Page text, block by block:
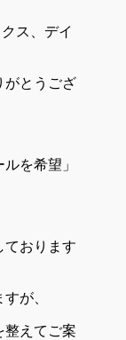
ス、デイ
がとうござ
を希望」
ております
が、
整えてご案